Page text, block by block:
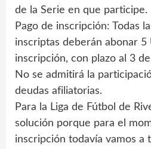
de la Serie en que participe.
Pago de inscripción: Todas
inscriptas deberán abonar 5
inscripción, con plazo al 3
No se admitirá la
deudas afiliatorias.
Para la Liga de Fútbol de
solución porque para el
inscripción todavía vamos a